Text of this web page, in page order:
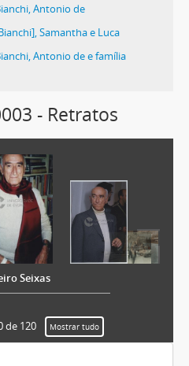
Antonio de
Samantha e Luca
Antonio de e família
- Retratos
Seixas
de 120 Mostrar tudo